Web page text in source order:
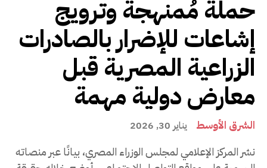
حملة مُمنهجة وترويج
إشاعات للإضرار بالصادرات
الزراعية المصرية قبل
معارض دولية مهمة
الشرق الأوسط يناير 30, 2026
نشر المركز الإعلامي لمجلس الوزراء المصري، بيانًا عبر منصاته